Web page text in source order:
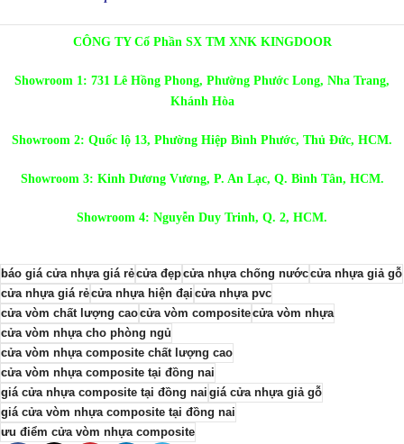
CÔNG TY Cổ Phần SX TM XNK KINGDOOR
Showroom 1: 731 Lê Hồng Phong, Phường Phước Long, Nha Trang,
Khánh Hòa
Showroom 2: Quốc lộ 13, Phường Hiệp Bình Phước, Thủ Đức, HCM.
Showroom 3: Kinh Dương Vương, P. An Lạc, Q. Bình Tân, HCM.
Showroom 4: Nguyễn Duy Trinh, Q. 2, HCM.
báo giá cửa nhựa giá rẻcửa đẹpcửa nhựa chống nướccửa nhựa giả gỗ
cửa nhựa giá rẻcửa nhựa hiện đại cửa nhựa pvc
cửa vòm chất lượng caocửa vòm compositecửa vòm nhựa
cửa vòm nhựa cho phòng ngủ
cửa vòm nhựa composite chất lượng cao
cửa vòm nhựa composite tại đồng nai
giá cửa nhựa composite tại đồng nai giá cửa nhựa giả gỗ
giá cửa vòm nhựa composite tại đồng nai
ưu điểm cửa vòm nhựa composite